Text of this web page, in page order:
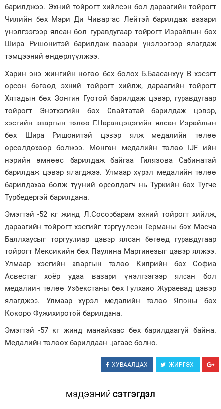
барилджээ. Эхний тойрогт хийлсэн бол дараагийн тойрогт
Чилийн бөх Мэри Ди Чиваргас Лейтэй барилдаж вазари
үнэлгээгээр ялсан бол гуравдугаар тойрогт Израйлын бөх
Шира Ришонитэй барилдаж вазари үнэлээгээр ялагдаж
тэмцээний өндөрлүүлжээ.
Харин энэ жингийн нөгөө бөх болох Б.Баасанхүү В хэсэгт
орсон бөгөөд эхний тойрогт хийлж, дараагийн тойрогт
Хятадын бөх Зонгин Гуотой барилдаж цэвэр, гуравдугаар
тойрогт Энэтхэгийн бөх Свайтатай барилдаж цэвэр,
хэсгийн аваргын төлөө Г.Наранцэцэгийн ялсан Израйлын
бөх Шира Ришонитэй цэвэр ялж медалийн төлөө
өрсөлдөхөөр болжээ. Мөнгөн медалийн төлөө IJF ийн
нэрийн өмнөөс барилдаж байгаа Гилязова Сабинатай
барилдаж цэвэр ялагджээ. Улмаар хүрэл медалийн төлөө
барилдахаа болж түүний өрсөлдөгч нь Туркийн бөх Тугче
Турбедертэй барилдана.
Эмэгтэй -52 кг жинд Л.Сосорбарам эхний тойрогт хийлж,
дараагийн тойрогт хэсгийг тэргүүлсэн Германы бөх Масча
Баллхаусыг торгуулиар цэвэр ялсан бөгөөд гуравдугаар
тойрогт Мексикийн бөх Паулина Мартинезыг цэвэр ялжээ.
Улмаар хэсгийн аваргын төлөө Киприйн бөх Софиа
Асвестаг хоёр удаа вазари үнэлгээгээр ялсан бол
медалийн төлөө Узбекстаны бөх Гулхайо Жураевад цэвэр
ялагджээ. Улмаар хүрэл медалийн төлөө Японы бөх
Кокоро Фужихиротой барилдана.
Эмэгтэй -57 кг жинд манайхаас бөх барилдаагүй байна.
Медалийн төлөөх барилдаан цагаас болно.
ХУВААЛЦАХ ЖИРГЭХ
МЭДЭЭНИЙ СЭТГЭГДЭЛ